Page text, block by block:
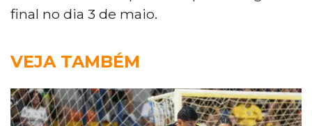
final no dia 3 de maio.
VEJA TAMBÉM